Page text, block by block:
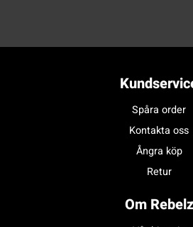
Spåra order
Kontakta oss
Ångra köp
Retur
Om Rebelz